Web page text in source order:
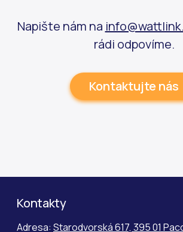
Napište nám na
rádi odpovíme.
Kontaktujte nás
Kontakty
Adresa: Starodvorská 617, 395 01